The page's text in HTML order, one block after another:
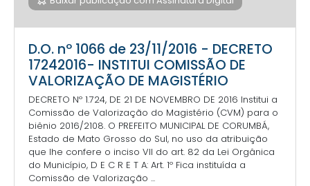
D.O. nº 1066 de 23/11/2016 - DECRETO
17242016- INSTITUI COMISSÃO DE
VALORIZAÇÃO DE MAGISTÉRIO
DECRETO Nº 1.724, DE 21 DE NOVEMBRO DE 2016 Institui a
Comissão de Valorização do Magistério (CVM) para o
biênio 2016/2108. O PREFEITO MUNICIPAL DE CORUMBÁ,
Estado de Mato Grosso do Sul, no uso da atribuição
que lhe confere o inciso VII do art. 82 da Lei Orgânica
do Município, D E C R E T A: Art. 1º Fica instituída a
Comissão de Valorização ...